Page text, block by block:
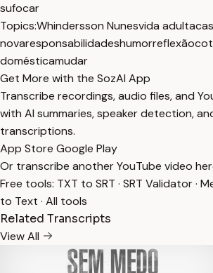
sufocar
Topics:Whindersson Nunesvida adulta
novaresponsabilidadeshumorreflexão
domésticamudar
Get More with the SozAI App
Transcribe recordings, audio files, and
with AI summaries, speaker detection,
transcriptions.
App Store Google Play
Or transcribe another YouTube video
Free tools: TXT to SRT · SRT Validator·
to Text · All tools
Related Transcripts
View All